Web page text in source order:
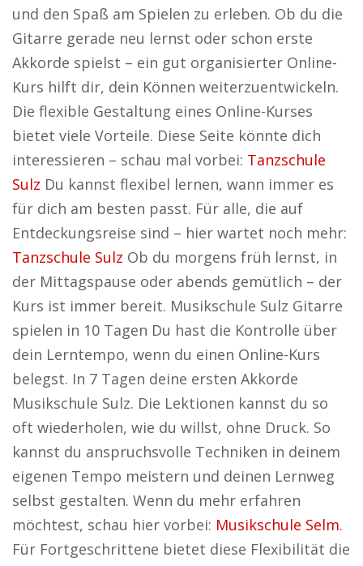
und den Spaß am Spielen zu erleben. Ob du die
Gitarre gerade neu lernst oder schon erste
Akkorde spielst – ein gut organisierter Online-
Kurs hilft dir, dein Können weiterzuentwickeln.
Die flexible Gestaltung eines Online-Kurses
bietet viele Vorteile. Diese Seite könnte dich
interessieren – schau mal vorbei: Tanzschule
Sulz Du kannst flexibel lernen, wann immer es
für dich am besten passt. Für alle, die auf
Entdeckungsreise sind – hier wartet noch mehr:
Tanzschule Sulz Ob du morgens früh lernst, in
der Mittagspause oder abends gemütlich – der
Kurs ist immer bereit. Musikschule Sulz Gitarre
spielen in 10 Tagen Du hast die Kontrolle über
dein Lerntempo, wenn du einen Online-Kurs
belegst. In 7 Tagen deine ersten Akkorde
Musikschule Sulz. Die Lektionen kannst du so
oft wiederholen, wie du willst, ohne Druck. So
kannst du anspruchsvolle Techniken in deinem
eigenen Tempo meistern und deinen Lernweg
selbst gestalten. Wenn du mehr erfahren
möchtest, schau hier vorbei: Musikschule Selm.
Für Fortgeschrittene bietet diese Flexibilität die